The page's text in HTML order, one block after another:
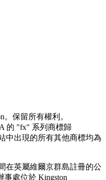
。保留所有權利。
的 "fx" 系列商標歸
中出現的所有其他商標均為
在英屬維爾京群島註冊的公
事處位於 Kingston